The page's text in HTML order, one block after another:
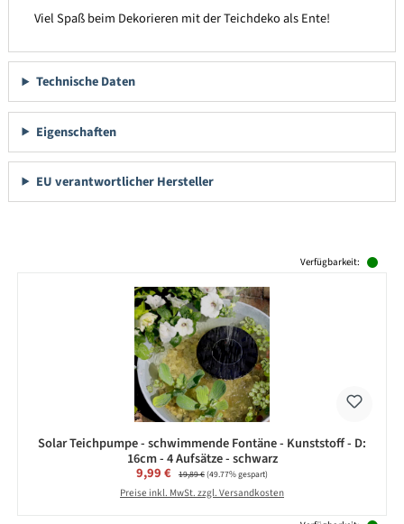
Viel Spaß beim Dekorieren mit der Teichdeko als Ente!
Technische Daten
Eigenschaften
EU verantwortlicher Hersteller
Verfügbarkeit:
Solar Teichpumpe - schwimmende Fontäne - Kunststoff - D:
16cm - 4 Aufsätze - schwarz
Verkaufspreis:
9,99 € Regulärer Preis:
19,89 €(49.77% gespart)
Preise inkl. MwSt. zzgl. Versandkosten